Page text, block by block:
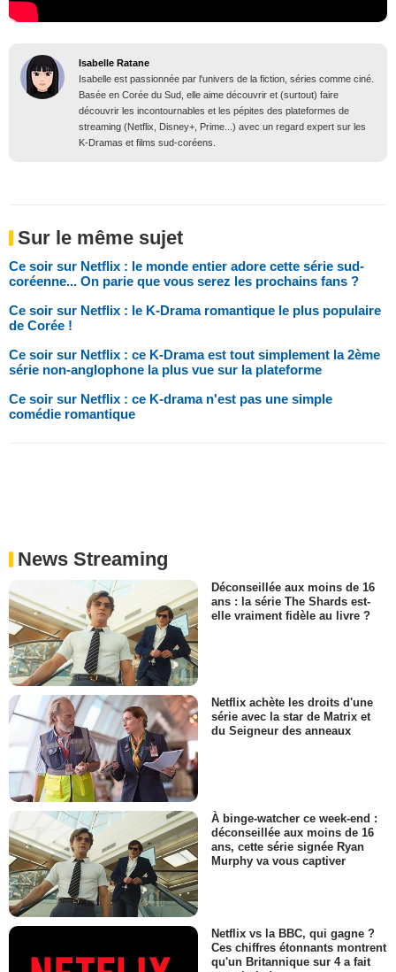
Isabelle Ratane
Isabelle est passionnée par l'univers de la fiction, séries comme ciné.
Basée en Corée du Sud, elle aime découvrir et (surtout) faire
découvrir les incontournables et les pépites des plateformes de
streaming (Netflix, Disney+, Prime...) avec un regard expert sur les
K-Dramas et films sud-coréens.
Sur le même sujet
Ce soir sur Netflix : le monde entier adore cette série sud-
coréenne... On parie que vous serez les prochains fans ?
Ce soir sur Netflix : le K-Drama romantique le plus populaire
de Corée !
Ce soir sur Netflix : ce K-Drama est tout simplement la 2ème
série non-anglophone la plus vue sur la plateforme
Ce soir sur Netflix : ce K-drama n'est pas une simple
comédie romantique
News Streaming
Déconseillée aux moins de 16
ans : la série The Shards est-
elle vraiment fidèle au livre ?
Netflix achète les droits d'une
série avec la star de Matrix et
du Seigneur des anneaux
À binge-watcher ce week-end :
déconseillée aux moins de 16
ans, cette série signée Ryan
Murphy va vous captiver
Netflix vs la BBC, qui gagne ?
Ces chiffres étonnants montrent
qu'un Britannique sur 4 a fait